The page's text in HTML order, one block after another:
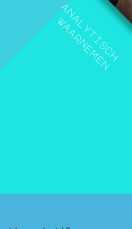
a
na
lyti
s
c
h
w
aarn
em
e
n